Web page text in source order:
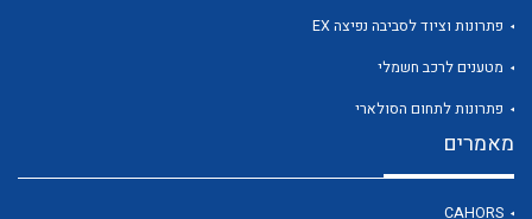
פתרונות וציוד לסביבה נפיצה EX
מטענים לרכב חשמלי
פתרונות לתחום הסולארי
מאמרים
CAHORS